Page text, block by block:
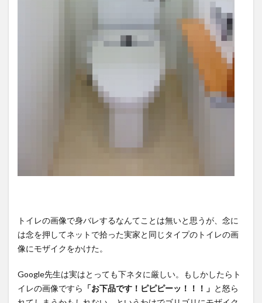
トイレの画像で身バレするなんてことは無いと思うが、念に
は念を押してネットで拾った実家と同じタイプのトイレの画
像にモザイクをかけた。
Google先生は実はとっても下ネタに厳しい。もしかしたらト
イレの画像ですら 「お下品です！ピピピーッ！！！」 と怒ら